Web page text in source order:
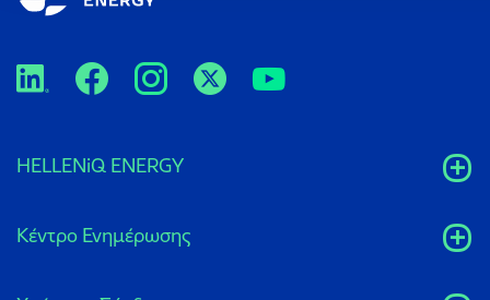
HELLENiQ ENERGY
Κέντρο Ενημέρωσης